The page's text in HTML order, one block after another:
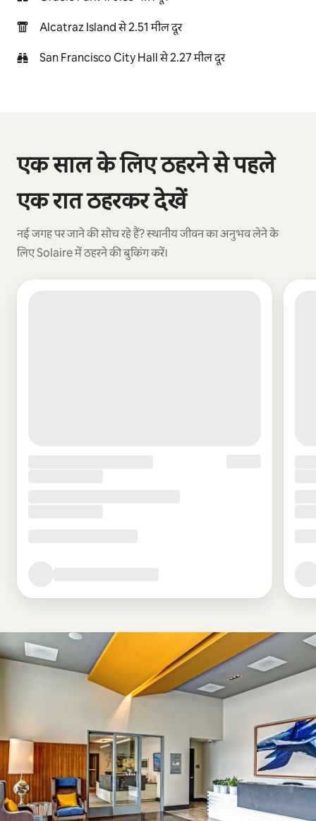
Alcatraz Island से 2.51 मील दूर
San Francisco City Hall से 2.27 मील दूर
एक साल के लिए ठहरने से पहले
एक रात ठहरकर देखें
नई जगह पर जाने की सोच रहे हैं? स्थानीय जीवन का अनुभव लेने के
लिए Solaire में ठहरने की बुकिंग करें।
कुल 0 आइटम में से 0 दिखाया जा रहा है